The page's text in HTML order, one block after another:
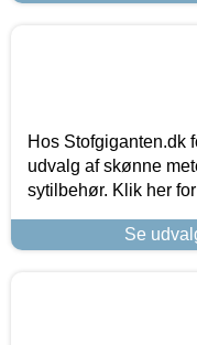
Hos Stofgiganten.dk
udvalg af skønne
sytilbehør. Klik her
Se